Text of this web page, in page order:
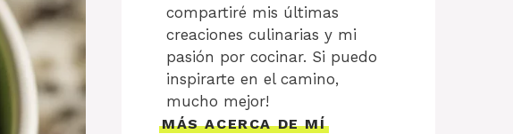
compartiré mis últimas
creaciones culinarias y mi
pasión por cocinar. Si puedo
inspirarte en el camino,
mucho mejor!
MÁS ACERCA DE MÍ